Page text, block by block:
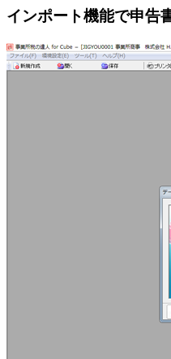
インポート機能で申告